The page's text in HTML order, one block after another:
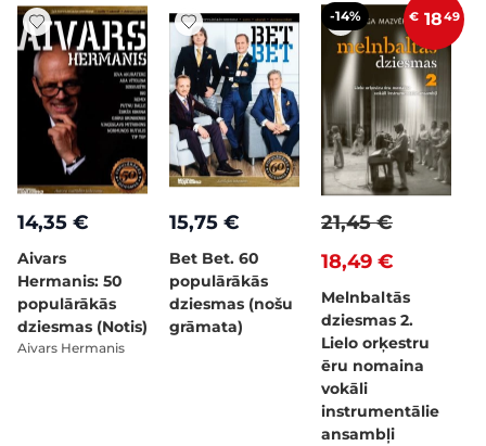
14,35 €
Aivars
Hermanis: 50
populārākās
dziesmas (Notis)
Aivars Hermanis
15,75 €
Bet Bet. 60
populārākās
dziesmas (nošu
grāmata)
-14% € 1849
18,49 €
21,45 €
Melnbaltās
dziesmas 2.
Lielo orķestru
ēru nomaina
vokāli
instrumentālie
ansambļi